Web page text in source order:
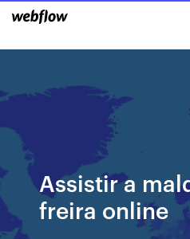
Assistir a
freira online